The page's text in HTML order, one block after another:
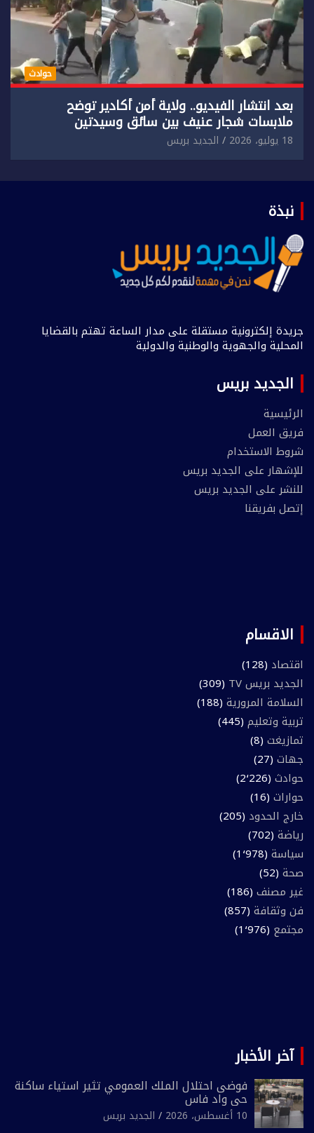
حوادث
بعد انتشار الفيديو.. ولاية أمن أكادير توضح
ملابسات شجار عنيف بين سائق وسيدتين
18 يوليو، 2026 الجديد بريس
نبذة
جريدة إلكترونية مستقلة على مدار الساعة تهتم بالقضايا
المحلية والجهوية والوطنية والدولية
الجديد بريس
الرئيسية
فريق العمل
شروط الاستخدام
للإشهار على الجديد بريس
للنشر على الجديد بريس
إتصل بفريقنا
الاقسام
اقتصاد (128)
الجديد بريس TV
(309)
السلامة المرورية (188)
تربية وتعليم (445)
تمازيغت (8)
جهات (27)
حوادث (2٬226)
حوارات (16)
خارج الحدود (205)
رياضة (702)
سياسة (1٬978)
صحة (52)
غير مصنف (186)
فن وثقافة (857)
مجتمع (1٬976)
آخر الأخبار
فوضى احتلال الملك العمومي تثير استياء ساكنة
حي واد فاس
10 أغسطس، 2026 الجديد بريس